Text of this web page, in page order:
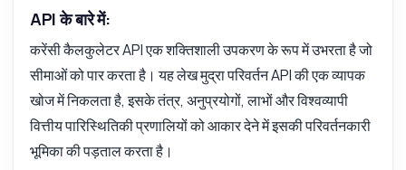
API के बारे में:
करेंसी कैलकुलेटर API एक शक्तिशाली उपकरण के रूप में उभरता है जो
सीमाओं को पार करता है। यह लेख मुद्रा परिवर्तन API की एक व्यापक
खोज में निकलता है, इसके तंत्र, अनुप्रयोगों, लाभों और विश्वव्यापी
वित्तीय पारिस्थितिकी प्रणालियों को आकार देने में इसकी परिवर्तनकारी
भूमिका की पड़ताल करता है।
परिवर्तन अनुरोधों के लिए कौन से पैरामीटर चाहिए
परिवर्तन डेटा का उत्तर किस प्रारूप में है
बदली दरें कितनी बार अपडेट होती हैं
क्या मैं एक साथ कई मुद्राओं को बदल सकता हूं
यह API क्या कर सकता है? मुझे एक कोड उदाहरण दिखाएं
इसकी कीमत क्या है?